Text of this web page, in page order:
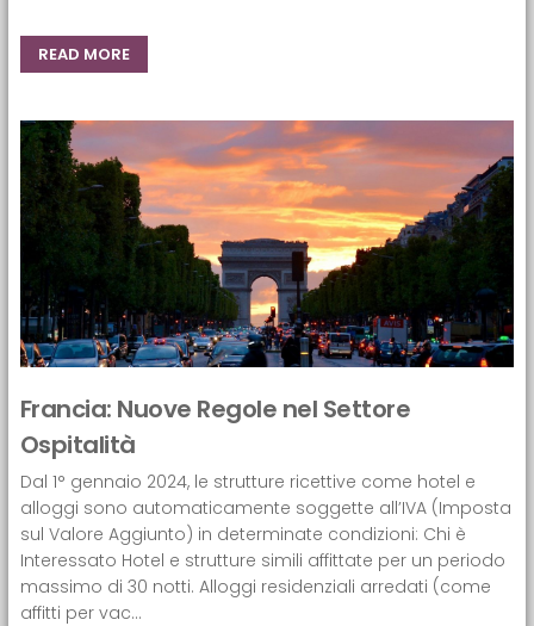
READ MORE
Francia: Nuove Regole nel Settore
Ospitalità
Dal 1° gennaio 2024, le strutture ricettive come hotel e
alloggi sono automaticamente soggette all’IVA (Imposta
sul Valore Aggiunto) in determinate condizioni: Chi è
Interessato Hotel e strutture simili affittate per un periodo
massimo di 30 notti. Alloggi residenziali arredati (come
affitti per vac...